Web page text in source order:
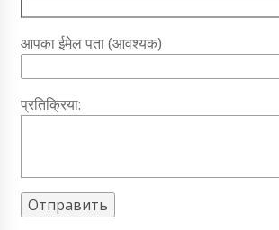
आपका ईमेल पता (आवश्यक)
प्रतिक्रिया: